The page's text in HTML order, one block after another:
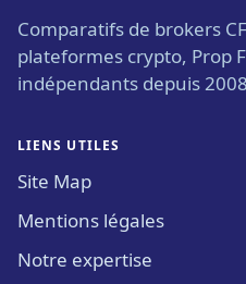
Comparatifs de brokers
plateformes crypto, Prop
indépendants depuis
LIENS UTILES
Site Map
Mentions légales
Notre expertise